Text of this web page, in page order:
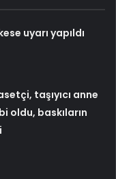
uyarı yapıldı
taşıyıcı anne
oldu, baskıların